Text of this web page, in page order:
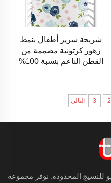
شريحة سرير أطفال بنمط
زهور كرتونية مصممة من
القطن الناعم بنسبة 100%
2
3 التالي
للنسيج المحدودة. نوفر مجموعة